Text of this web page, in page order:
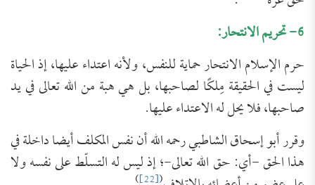
6- تحريم الانتحار:
حرم الإسلام الانتحار حماية للنفس، ولأنه اعتداء عليها، إذ الحياة
ليست في الحقيقة مِلكًا لصاحبها، بل هي هبة من الله تعالى في يد
صاحبها، فلا يحل له الاعتداء عليها.
وقرر أبو إسحاق الشاطبي رحمه الله أن نفس المكلف أيضا داخلة في
هذا الحق -أي: حق الله تعالى-؛ إذ ليس له التسلّط على نفسه ولا
(
[22]
)